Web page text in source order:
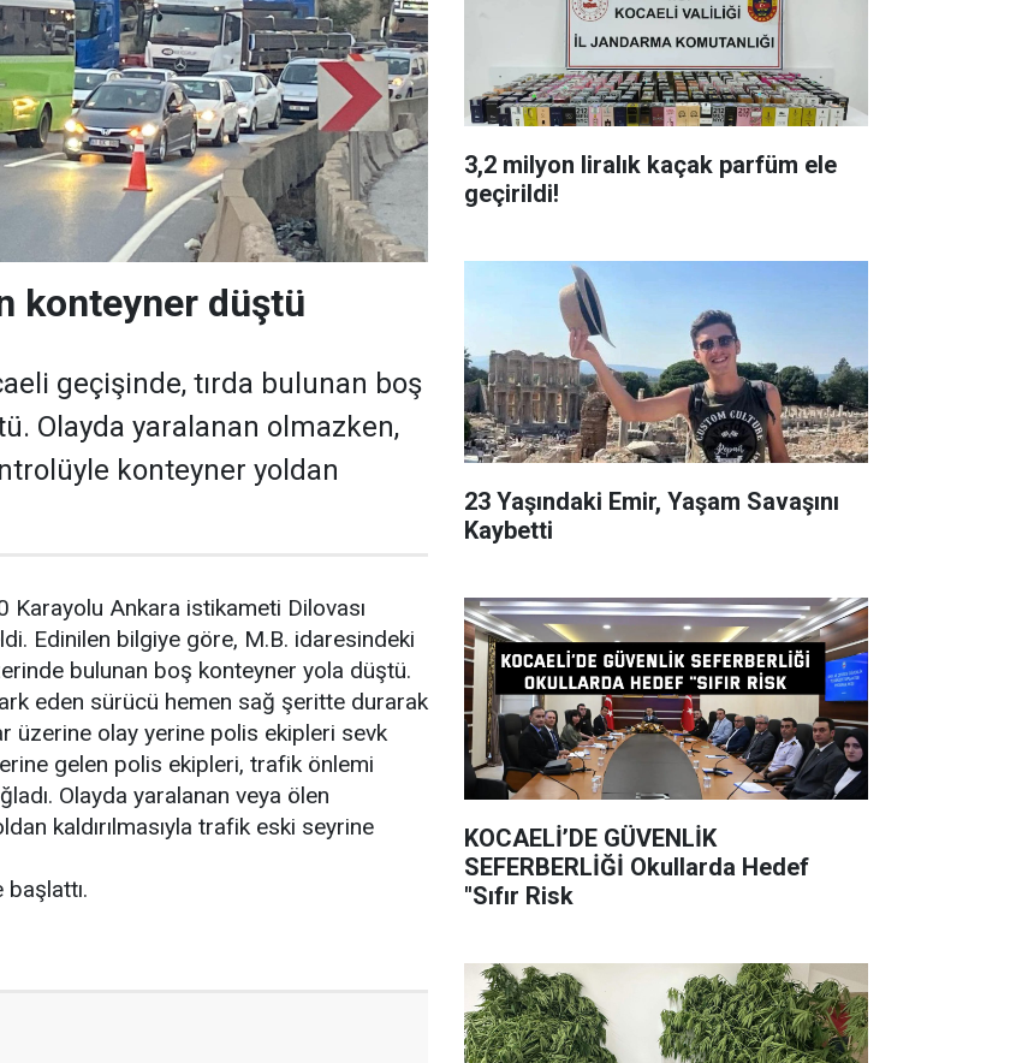
konteyner düştü
geçişinde, tırda bulunan boş
Olayda yaralanan olmazken,
konteyner yoldan
Karayolu Ankara istikameti Dilovası
Edinilen bilgiye göre, M.B. idaresindeki
bulunan boş konteyner yola düştü.
eden sürücü hemen sağ şeritte durarak
üzerine olay yerine polis ekipleri sevk
gelen polis ekipleri, trafik önlemi
Olayda yaralanan veya ölen
kaldırılmasıyla trafik eski seyrine
3,2 milyon liralık kaçak parfüm ele
geçirildi!
23 Yaşındaki Emir, Yaşam Savaşını
Kaybetti
KOCAELİ’DE GÜVENLİK
SEFERBERLİĞİ Okullarda Hedef
"Sıfır Risk